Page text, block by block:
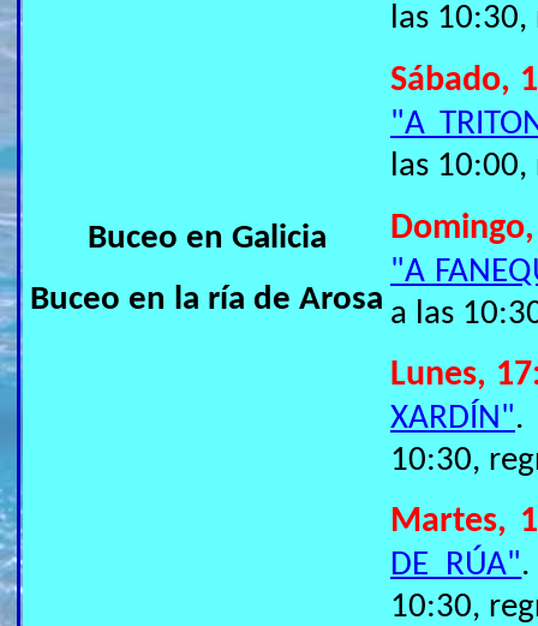
Buceo en Galicia
Buceo en la ría de Arosa
las 10:30,
Sábado,
"A
las 10:00,
"A
a las
Lunes,
XARDÍN".
10:30,
Martes,
DE RÚA"
10:30,